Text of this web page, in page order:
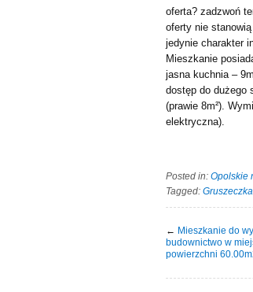
oferta? zadzwoń
oferty nie
jedynie charakter
Mieszkanie
jasna kuchnia –
dostęp do dużego
(prawie 8m²).
elektryczna).
Posted in: Opolskie
Tagged: Gruszeczka
← Mieszkanie do
budownictwo w
powierzchni